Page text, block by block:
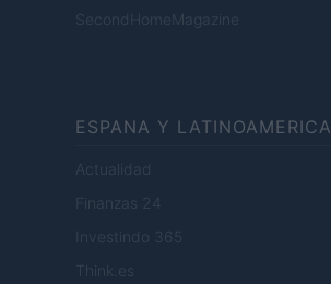
SecondHomeMagazine
ESPANA Y LATINOAMERICA
Actualidad
Finanzas 24
Investindo 365
Think.es